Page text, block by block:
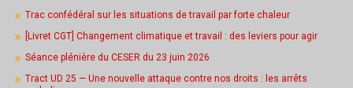
Trac confédéral sur les situations de travail par forte chaleur
[Livret CGT] Changement climatique et travail : des leviers pour agir
Séance plénière du CESER du 23 juin 2026
Tract UD 25 — Une nouvelle attaque contre nos droits : les arrêts